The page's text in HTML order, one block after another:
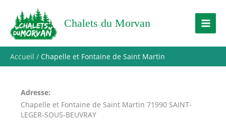
contenu
Chalets du Morvan
Accueil Chapelle et Fontaine de Saint Martin
Adresse
Chapelle et Fontaine de Saint Martin 71990 SAINT-
LEGER-SOUS-BEUVRAY